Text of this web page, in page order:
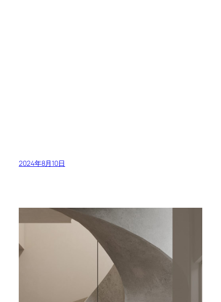
2024年8月10日